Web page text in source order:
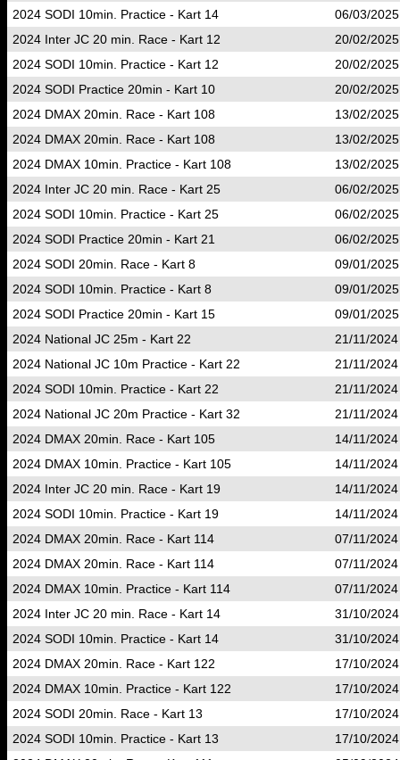
2024 SODI 10min. Practice - Kart 14
06/03/
2024 Inter JC 20 min. Race - Kart 12
20/02/
2024 SODI 10min. Practice - Kart 12
20/02/
2024 SODI Practice 20min - Kart 10
20/02/
2024 DMAX 20min. Race - Kart 108
13/02/
2024 DMAX 20min. Race - Kart 108
13/02/
2024 DMAX 10min. Practice - Kart 108
13/02/
2024 Inter JC 20 min. Race - Kart 25
06/02/
2024 SODI 10min. Practice - Kart 25
06/02/
2024 SODI Practice 20min - Kart 21
06/02/
2024 SODI 20min. Race - Kart 8
09/01/
2024 SODI 10min. Practice - Kart 8
09/01/
2024 SODI Practice 20min - Kart 15
09/01/
2024 National JC 25m - Kart 22
21/11/
2024 National JC 10m Practice - Kart 22
21/11/
2024 SODI 10min. Practice - Kart 22
21/11/
2024 National JC 20m Practice - Kart 32
21/11/
2024 DMAX 20min. Race - Kart 105
14/11/
2024 DMAX 10min. Practice - Kart 105
14/11/
2024 Inter JC 20 min. Race - Kart 19
14/11/
2024 SODI 10min. Practice - Kart 19
14/11/
2024 DMAX 20min. Race - Kart 114
07/11/
2024 DMAX 20min. Race - Kart 114
07/11/
2024 DMAX 10min. Practice - Kart 114
07/11/
2024 Inter JC 20 min. Race - Kart 14
31/10/
2024 SODI 10min. Practice - Kart 14
31/10/
2024 DMAX 20min. Race - Kart 122
17/10/
2024 DMAX 10min. Practice - Kart 122
17/10/
2024 SODI 20min. Race - Kart 13
17/10/
2024 SODI 10min. Practice - Kart 13
17/10/